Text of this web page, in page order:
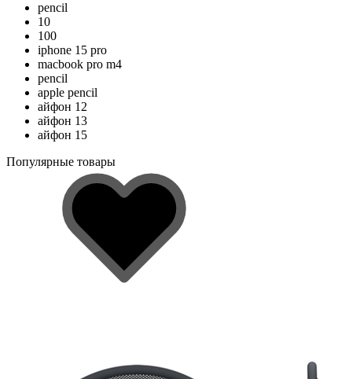
pencil
10
100
iphone 15 pro
macbook pro m4
pencil
apple pencil
айфон 12
айфон 13
айфон 15
Популярные товары